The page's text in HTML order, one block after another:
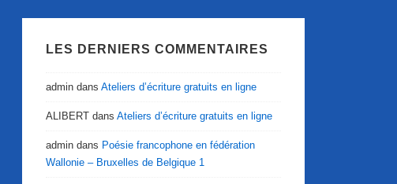
LES DERNIERS COMMENTAIRES
admin dansAteliers d’écriture gratuits en ligne
ALIBERT dansAteliers d’écriture gratuits en ligne
admin dans Poésie francophone en fédération
Wallonie – Bruxelles de Belgique 1